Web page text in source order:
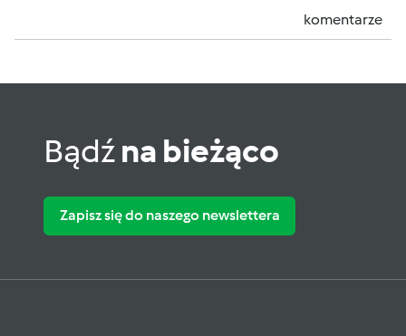
komentarze
Bądźna bieżąco
Zapisz się do naszego newslettera